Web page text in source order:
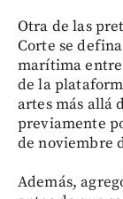
Otra de las
Corte se
marítima entre
de la
artes más allá
previamente
de noviembre
Además,